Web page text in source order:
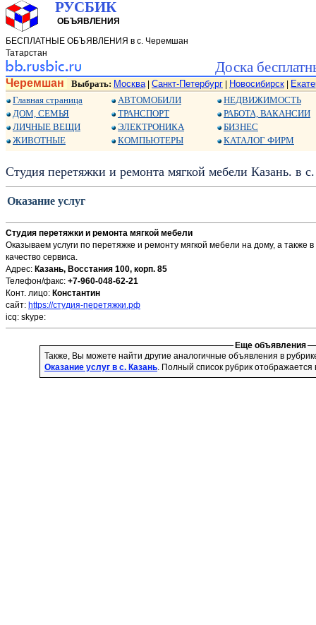
РУСБИК
ОБЪЯВЛЕНИЯ
БЕСПЛАТНЫЕ ОБЪЯВЛЕНИЯ в с. Черемшан
Татарстан
Доска
Черемшан Выбрать: Москва| Санкт-Петербург Новосибирск
Главная страница
ДОМ, СЕМЬЯ
ЛИЧНЫЕ ВЕЩИ
ЖИВОТНЫЕ
АВТОМОБИЛИ
ТРАНСПОРТ
ЭЛЕКТРОНИКА
КОМПЬЮТЕРЫ
НЕДВИЖИМОСТЬ
РАБОТА, ВАКАНСИИ
БИЗНЕС
КАТАЛОГ ФИРМ
Студия перетяжки и ремонта мягкой мебели Казань. в
Оказание услуг
Студия перетяжки и ремонта мягкой мебели
Оказываем услуги по перетяжке и ремонту мягкой мебели на дому, а
качество сервиса.
Адрес: Казань, Восстания 100, корп. 85
Телефон/факс: +7-960-048-62-21
Конт. лицо: Константин
сайт: https://студия-перетяжки.рф
icq: skype:
Еще объявления
Также, Вы можете найти другие аналогичные объявления в
Оказание услуг в с. Казань. Полный список рубрик отображается